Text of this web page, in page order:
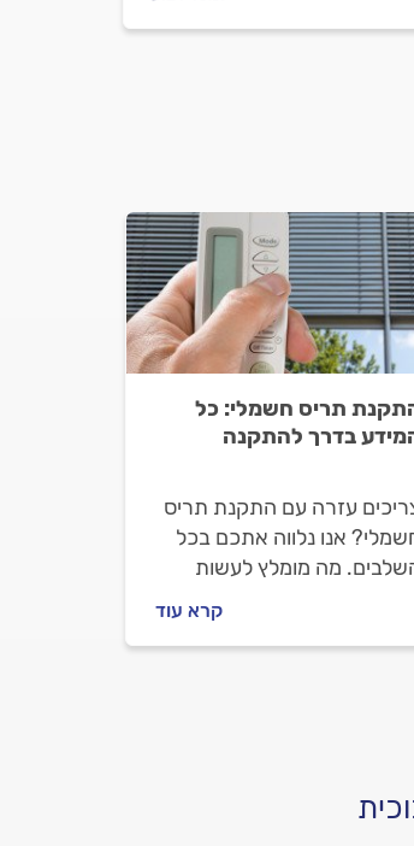
תריס חשמלי: כל
בדרך להתקנה
עזרה עם התקנת תריס
אנו נלווה אתכם בכל
מה מומלץ לעשות
מה חשוב לבדוק מולו וכמה עולה
תריס חשמלי? ריכזנו
קרא עוד